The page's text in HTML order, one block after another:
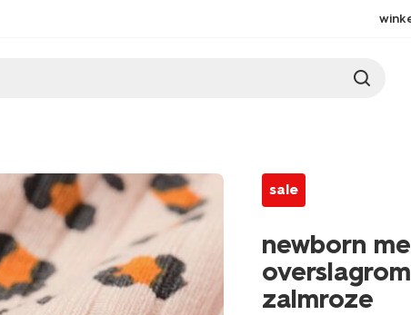
sale
newborn
zalmroze